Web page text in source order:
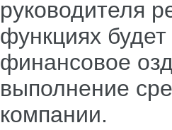
руководителя
функциях
финансовое
выполнение
компании.